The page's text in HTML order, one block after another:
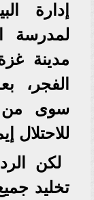
إدارة
لمدرسة
مدينة
الفجر،
سوى من
للاحتلال
لكن
تخليد